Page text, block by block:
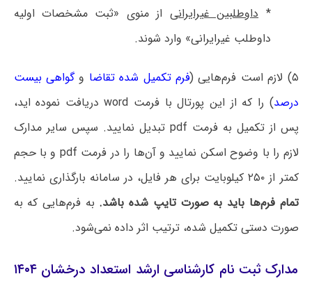
* داوطلبین غیرایرانی از منوی «ثبت مشخصات اولیه
داوطلب غیرایرانی» وارد شوند.
۵) لازم است فرم‌هایی ( فرم تکمیل شده تقاضا وگواهی بیست
درصد
) را که از این پورتال با فرمت word دریافت نموده اید،
پس از تکمیل به فرمت pdf تبدیل نمایید. سپس سایر مدارک
لازم را با وضوح اسکن نمایید و آن‌ها را در فرمت pdf و با حجم
کمتر از ۲۵۰ کیلوبایت برای هر فایل، در سامانه بارگذاری نمایید.
تمام فرم‌ها باید به صورت تایپ شده باشد. به فرم‌هایی که به
صورت دستی تکمیل شده، ترتیب اثر داده نمی‌شود.
مدارک ثبت نام کارشناسی ارشد استعداد درخشان ۱۴۰۴